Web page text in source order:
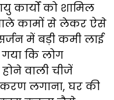
को शामिल
कामों से लेकर ऐसे
में बड़ी कमी लाई
कि लोग
होने वाली चीजें
लगाना, घर की